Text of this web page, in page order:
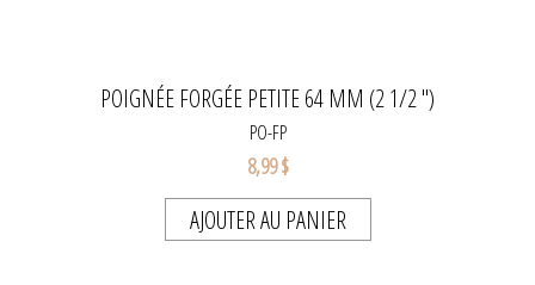
POIGNÉE FORGÉE PETITE 64 MM (2 1/2 ")
PO-FP
8,99 $
AJOUTER AU PANIER